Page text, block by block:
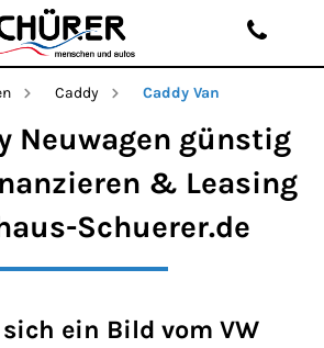
Caddy Caddy Van
Neuwagen günstig
& Leasing
Schuerer.de
ein Bild vom VW